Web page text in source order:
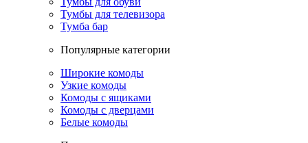
Тумбы для телевизора
Тумба бар
Популярные категории
Широкие комоды
Узкие комоды
Комоды с ящиками
Комоды с дверцами
Белые комоды